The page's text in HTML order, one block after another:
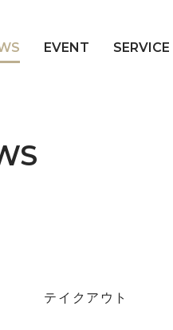
EVENT SERVICE
テイクアウト